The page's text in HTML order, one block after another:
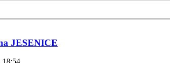
JESENICE